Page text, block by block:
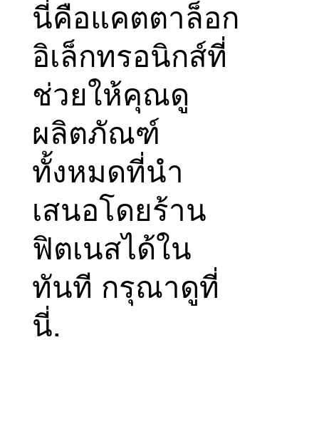
นี่คือแคตตาล็อก
อิเล็กทรอนิกส์ที่
ช่วยให้คุณดู
ผลิตภัณฑ์
ทั้งหมดที่นำ
เสนอโดยร้าน
ฟิตเนสได้ใน
ทันที กรุณาดูที่
นี่.